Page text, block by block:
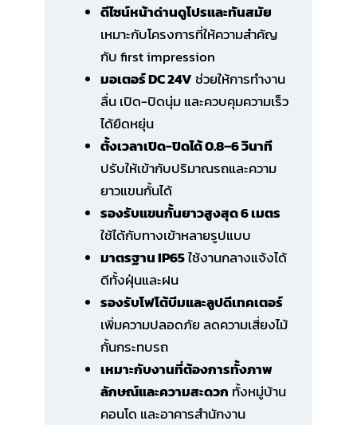
ดีไซน์หน้าด่านดูโปรและทันสมัย
เหมาะกับโครงการที่ให้ความสำคัญ
กับ first impression
มอเตอร์ DC 24Vช่วยให้การทำงาน
ลื่น เปิด-ปิดนุ่ม และควบคุมความเร็ว
ได้ยืดหยุ่น
ตั้งเวลาเปิด-ปิดได้ 0.8–6 วินาที
ปรับให้เข้ากับปริมาณรถและความ
ยาวแขนกั้นได้
รองรับแขนกั้นยาวสูงสุด 6 เมตร
ใช้ได้กับทางเข้าหลายรูปแบบ
มาตรฐาน IP65ใช้งานกลางแจ้งได้
ดีทั้งฝุ่นและฝน
รองรับโฟโต้บีมและลูปดีเทคเตอร์
เพิ่มความปลอดภัย ลดความเสี่ยงไม้
กั้นกระทบรถ
เหมาะกับงานที่ต้องการทั้งภาพ
ลักษณ์และความสะดวก ทั้งหมู่บ้าน
คอนโด และอาคารสำนักงาน